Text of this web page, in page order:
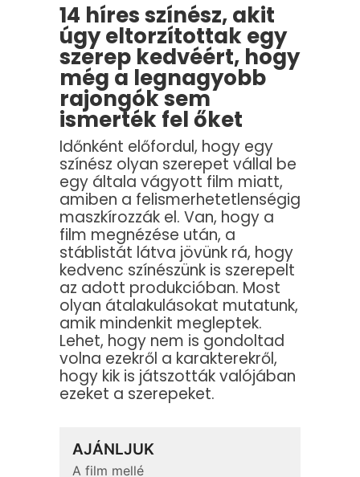
14 híres színész, akit
úgy eltorzítottak egy
szerep kedvéért, hogy
még a legnagyobb
rajongók sem
ismerték fel őket
Időnként előfordul, hogy egy
színész olyan szerepet vállal be
egy általa vágyott film miatt,
amiben a felismerhetetlenségig
maszkírozzák el. Van, hogy a
film megnézése után, a
stáblistát látva jövünk rá, hogy
kedvenc színészünk is szerepelt
az adott produkcióban. Most
olyan átalakulásokat mutatunk,
amik mindenkit megleptek.
Lehet, hogy nem is gondoltad
volna ezekről a karakterekről,
hogy kik is játszották valójában
ezeket a szerepeket.